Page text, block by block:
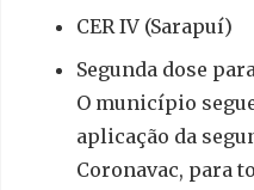
CER IV (Sarapuí)
Segunda dose
O município
aplicação da
Coronavac, para